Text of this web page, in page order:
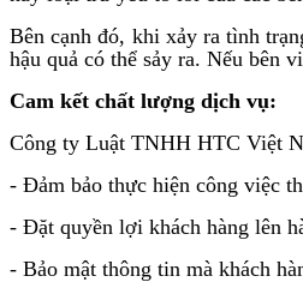
Bên cạnh đó, khi xảy ra tình
hậu quả có thể sảy ra. Nếu bên
Cam kết chất lượng dịch vụ:
Công ty Luật TNHH HTC Việt
- Đảm bảo thực hiện công việc
- Đặt quyền lợi khách hàng lên
- Bảo mật thông tin mà khách